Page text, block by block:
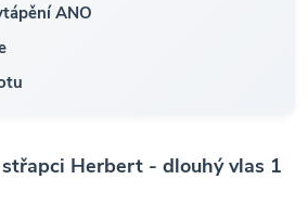
ANO
Herbert - dlouhý vlas 1